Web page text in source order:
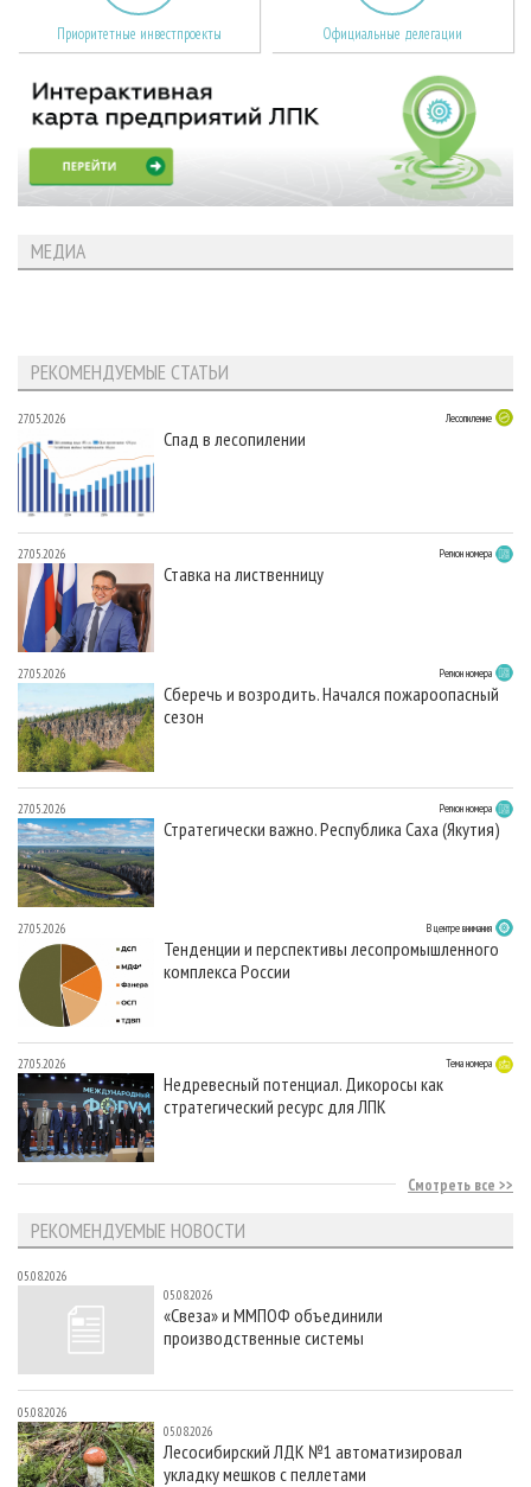
Приоритетные инвестпроекты Официальные делегации
МЕДИА
РЕКОМЕНДУЕМЫЕ СТАТЬИ
27.05.2026 Лесопиление
Спад в лесопилении
27.05.2026 Регион номера
Ставка на лиственницу
27.05.2026 Регион номера
Сберечь и возродить. Начался пожароопасный
сезон
27.05.2026 Регион номера
Стратегически важно. Республика Саха (Якутия)
27.05.2026 В центре внимания
Тенденции и перспективы лесопромышленного
комплекса России
27.05.2026 Тема номера
Недревесный потенциал. Дикоросы как
стратегический ресурс для ЛПК
Смотреть все
РЕКОМЕНДУЕМЫЕ НОВОСТИ
05.08.2026
05.08.2026
«Свеза» и ММПОФ объединили
производственные системы
05.08.2026
05.08.2026
Лесосибирский ЛДК №1 автоматизировал
укладку мешков с пеллетами